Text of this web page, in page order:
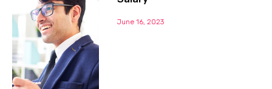
June 16, 2023